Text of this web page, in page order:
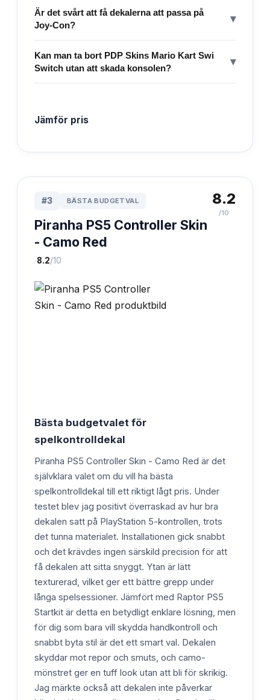
Är det svårt att få dekalerna att passa på
Joy-Con?
▾
Kan man ta bort PDP Skins Mario Kart Swi
Switch utan att skada konsolen?
▾
Jämför pris
#3 BÄSTA BUDGETVAL
Piranha PS5 Controller Skin
- Camo Red
·8.2/10
8.2
/10
Bästa budgetvalet för
spelkontrolldekal
Piranha PS5 Controller Skin - Camo Red är det
självklara valet om du vill ha bästa
spelkontrolldekal till ett riktigt lågt pris. Under
testet blev jag positivt överraskad av hur bra
dekalen satt på PlayStation 5-kontrollen, trots
det tunna materialet. Installationen gick snabbt
och det krävdes ingen särskild precision för att
få dekalen att sitta snyggt. Ytan är lätt
texturerad, vilket ger ett bättre grepp under
långa spelsessioner. Jämfört med Raptor PS5
Startkit är detta en betydligt enklare lösning, men
för dig som bara vill skydda handkontroll och
snabbt byta stil är det ett smart val. Dekalen
skyddar mot repor och smuts, och camo-
mönstret ger en tuff look utan att bli för skrikig.
Jag märkte också att dekalen inte påverkar